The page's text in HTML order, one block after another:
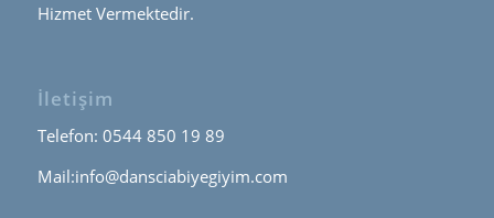
Hizmet Vermektedir.
İletişim
Telefon: 0544 850 19 89
Mail:info@dansciabiyegiyim.com